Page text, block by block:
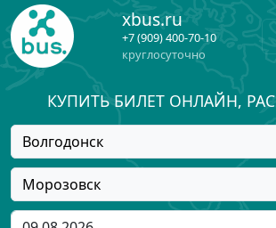
xbus.ru
+7 (909) 400-70-10
круглосуточно
КУПИТЬ БИЛЕТ ОНЛАЙН,
Волгодонск
Морозовск